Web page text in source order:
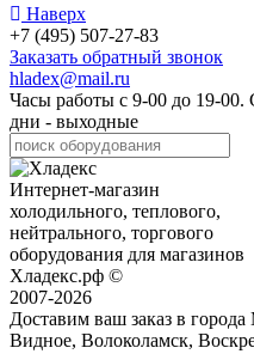
Наверх
+7 (495) 507-27-83
Заказать обратный звонок
hladex@mail.ru
Часы работы с 9-00 до 19-00.
дни - выходные
Интернет-магазин
холодильного, теплового,
нейтрального, торгового
оборудования для магазинов
Хладекс.рф ©
2007-2026
Доставим ваш заказ в
Видное, Волоколамск,